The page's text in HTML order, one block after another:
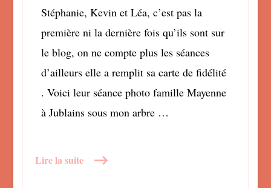
Stéphanie, Kevin et Léa, c’est pas la
première ni la dernière fois qu’ils sont sur
le blog, on ne compte plus les séances
d’ailleurs elle a remplit sa carte de fidélité
. Voici leur séance photo famille Mayenne
à Jublains sous mon arbre …
Lire la suite